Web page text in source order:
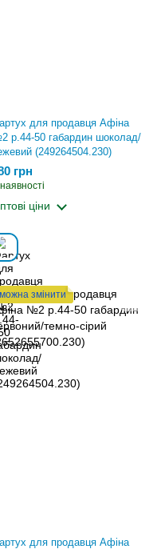
для продавця Афіна
р.44-50 габардин шоколад/
(249264504.230)
грн
ціни
можна змінити
для продавця Афіна